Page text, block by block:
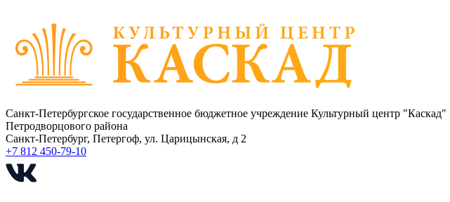
Санкт-Петербургское государственное бюджетное учреждение Культурный центр "Каскад"
Петродворцового района
Санкт-Петербург, Петергоф, ул. Царицынская, д 2
+7 812 450-79-10